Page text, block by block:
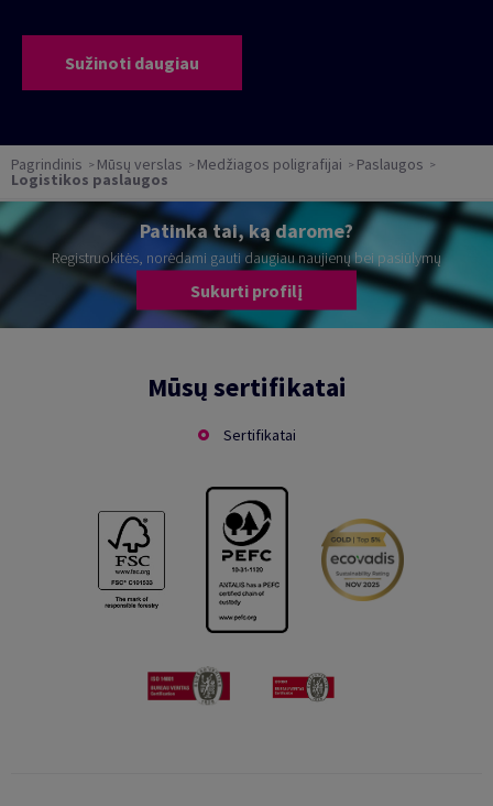
Sužinoti daugiau
Pagrindinis Mūsų verslas Medžiagos poligrafijai Paslaugos
Logistikos paslaugos
Patinka tai, ką darome?
Registruokitės, norėdami gauti daugiau naujienų bei pasiūlymų
Sukurti profilį
Mūsų sertifikatai
Sertifikatai